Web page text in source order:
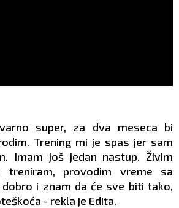
super, za dva meseca bi
Trening mi je spas jer sam
Imam još jedan nastup. Živim
treniram, provodim vreme sa
dobro i znam da će sve biti tako,
- rekla je Edita.